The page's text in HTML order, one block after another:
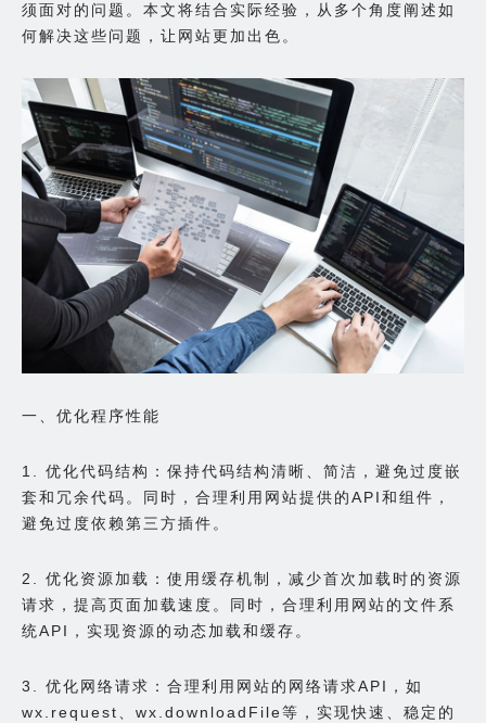
须面对的问题。本文将结合实际经验，从多个角度阐述如
何解决这些问题，让网站更加出色。
一、优化程序性能
1. 优化代码结构：保持代码结构清晰、简洁，避免过度嵌
套和冗余代码。同时，合理利用网站提供的API和组件，
避免过度依赖第三方插件。
2. 优化资源加载：使用缓存机制，减少首次加载时的资源
请求，提高页面加载速度。同时，合理利用网站的文件系
统API，实现资源的动态加载和缓存。
3. 优化网络请求：合理利用网站的网络请求API，如
wx.request、wx.downloadFile等，实现快速、稳定的